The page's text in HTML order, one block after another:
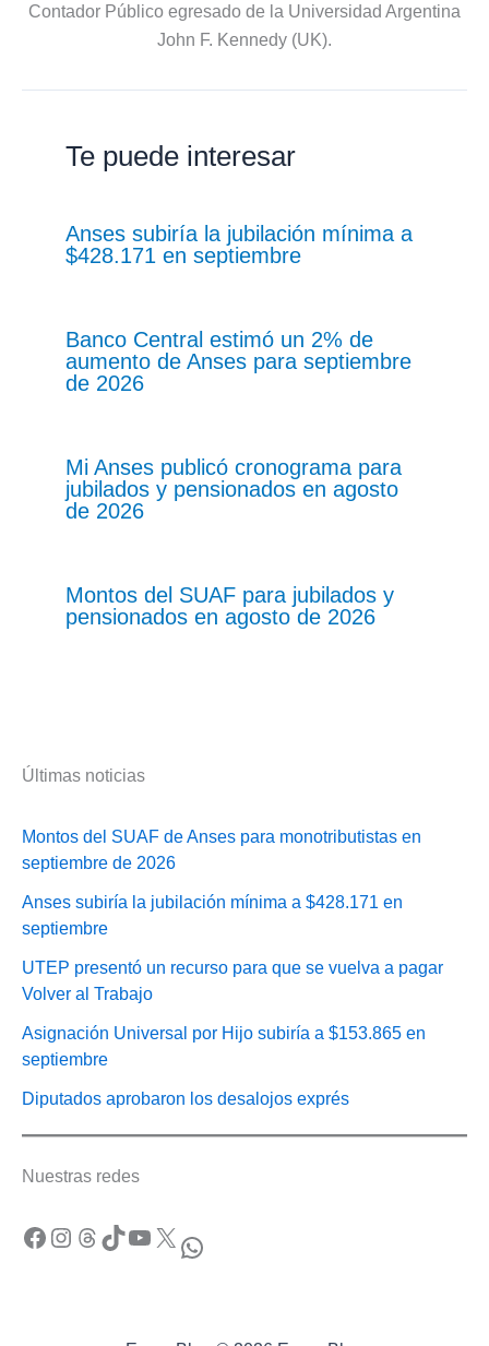
Contador Público egresado de la Universidad Argentina
John F. Kennedy (UK).
Te puede interesar
Anses subiría la jubilación mínima a
$428.171 en septiembre
Banco Central estimó un 2% de
aumento de Anses para septiembre
de 2026
Mi Anses publicó cronograma para
jubilados y pensionados en agosto
de 2026
Montos del SUAF para jubilados y
pensionados en agosto de 2026
Últimas noticias
Montos del SUAF de Anses para monotributistas en
septiembre de 2026
Anses subiría la jubilación mínima a $428.171 en
septiembre
UTEP presentó un recurso para que se vuelva a pagar
Volver al Trabajo
Asignación Universal por Hijo subiría a $153.865 en
septiembre
Diputados aprobaron los desalojos exprés
Nuestras redes
Facebook Instagram Threads TikTok YouTube X WhatsApp